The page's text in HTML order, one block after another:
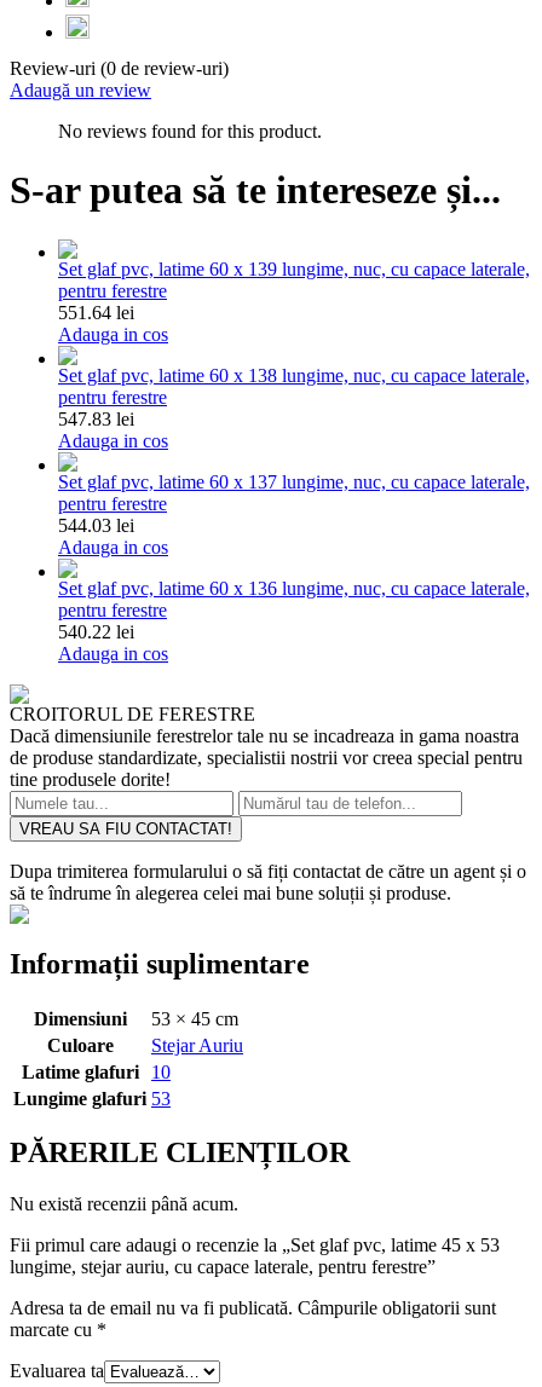
Review-uri (0 de review-uri)
Adaugă un review
No reviews found for this product.
S-ar putea să te intereseze și...
Set glaf pvc, latime 60 x 139 lungime, nuc, cu capace laterale,
pentru ferestre
551.64 lei
Adauga in cos
Set glaf pvc, latime 60 x 138 lungime, nuc, cu capace laterale,
pentru ferestre
547.83 lei
Adauga in cos
Set glaf pvc, latime 60 x 137 lungime, nuc, cu capace laterale,
pentru ferestre
544.03 lei
Adauga in cos
Set glaf pvc, latime 60 x 136 lungime, nuc, cu capace laterale,
pentru ferestre
540.22 lei
Adauga in cos
CROITORUL DE FERESTRE
Dacă dimensiunile ferestrelor tale nu se incadreaza in gama noastra
de produse standardizate, specialistii nostrii vor creea special pentru
tine produsele dorite!
VREAU SA FIU CONTACTAT!
Dupa trimiterea formularului o să fiți contactat de către un agent și o
să te îndrume în alegerea celei mai bune soluții și produse.
Informații suplimentare
Dimensiuni
53 × 45 cm
Culoare
Stejar Auriu
Latime glafuri
10
Lungime glafuri 53
PĂRERILE CLIENȚILOR
Nu există recenzii până acum.
Fii primul care adaugi o recenzie la „Set glaf pvc, latime 45 x 53
lungime, stejar auriu, cu capace laterale, pentru ferestre”
Adresa ta de email nu va fi publicată. Câmpurile obligatorii sunt
marcate cu *
Evaluarea ta